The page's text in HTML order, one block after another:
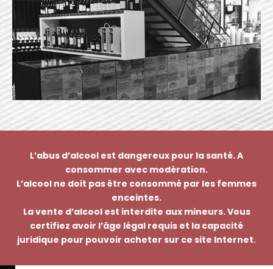
L’abus d’alcool est dangereux pour la santé. A
consommer avec modération.
L’alcool ne doit pas être consommé par les femmes
enceintes.
La vente d’alcool est interdite aux mineurs. Vous
certifiez avoir l’âge légal requis et la capacité
juridique pour pouvoir acheter sur ce site Internet.